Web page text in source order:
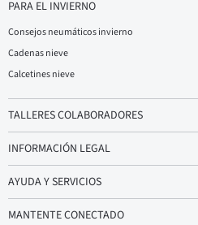
PARA EL INVIERNO
Consejos neumáticos invierno
Cadenas nieve
Calcetines nieve
TALLERES COLABORADORES
INFORMACIÓN LEGAL
AYUDA Y SERVICIOS
MANTENTE CONECTADO